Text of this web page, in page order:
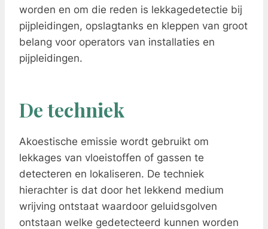
worden en om die reden is lekkagedetectie bij
pijpleidingen, opslagtanks en kleppen van groot
belang voor operators van installaties en
pijpleidingen.
De techniek
Akoestische emissie wordt gebruikt om
lekkages van vloeistoffen of gassen te
detecteren en lokaliseren. De techniek
hierachter is dat door het lekkend medium
wrijving ontstaat waardoor geluidsgolven
ontstaan welke gedetecteerd kunnen worden